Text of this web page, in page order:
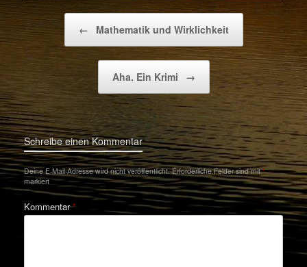
Beitragsnavigation
← Mathematik und Wirklichkeit
Aha. Ein Krimi →
Schreibe einen Kommentar
Deine E-Mail-Adresse wird nicht veröffentlicht. Erforderliche Felder sind mit*
markiert
Kommentar*